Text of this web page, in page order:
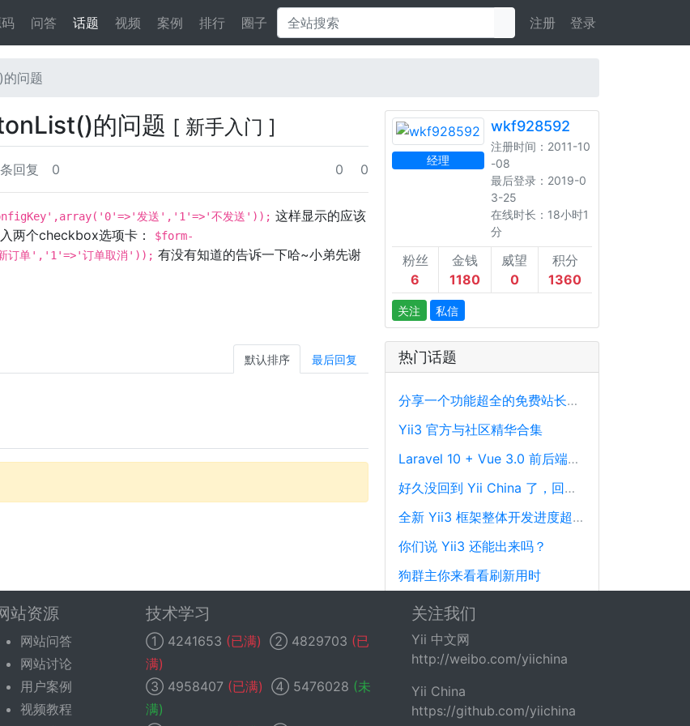
问答 话题 视频 案例 排行 圈子 注册 登录
问题
的问题 [ 新手入门 ]
回复 0 0 0
发送','1'=>'不发送')); 这样显示的应该
两个checkbox选项卡：
$form-
订单','1'=>'订单取消')); 有没有知道的告诉一下哈~小弟先谢
默认排序 最后回复
经理
wkf928592
注册时间：2011-10
-08
最后登录：2019-0
3-25
在线时长：18小时1
分
粉丝
6
金钱
1180
威望
0
积分
1360
关注 私信
热门话题
分享一个功能超全的免费站长工具平台
Yii3 官方与社区精华合集
Laravel 10 + Vue 3.0 前后端分离框架通用后台源码
好久没回到 Yii China 了，回来冒个泡泡！
全新 Yii3 框架整体开发进度超过88%，发布在即！
你们说 Yii3 还能出来吗？
狗群主你来看看刷新用时
站资源
网站问答
网站讨论
用户案例
视频教程
技术学习
① 4241653 (已满) ② 4829703 (已
满)
③ 4958407 (已满) ④ 5476028 (未
满)
关注我们
Yii 中文网
http://weibo.com/yiichina
Yii China
https://github.com/yiichina